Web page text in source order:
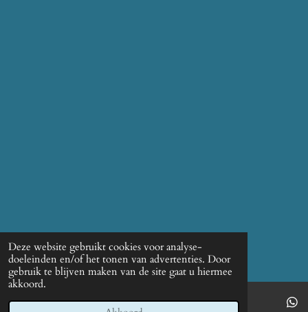
Deze website gebruikt cookies voor analyse-
doeleinden en/of het tonen van advertenties. Door
gebruik te blijven maken van de site gaat u hiermee
akkoord.